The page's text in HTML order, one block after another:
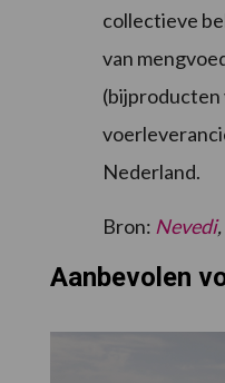
collectieve
van
(bijproducten
Nederland.
Bron: Nevedi
Aanbevolen